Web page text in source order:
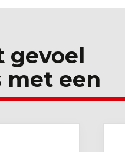
gevoel
met een